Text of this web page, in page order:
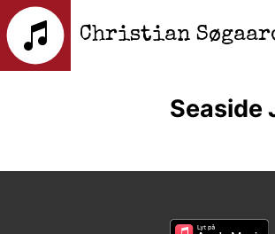
Christian
Seaside